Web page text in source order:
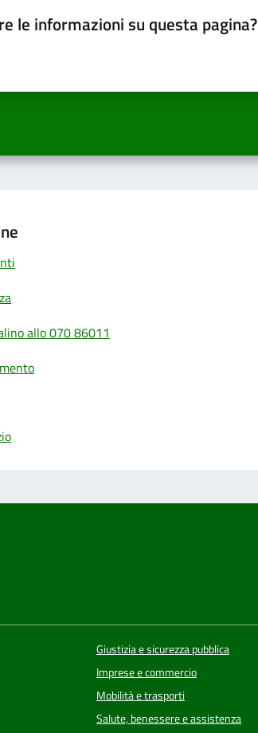
le informazioni su questa pagina?
allo 070 86011
Giustizia e sicurezza pubblica
Imprese e commercio
Mobilità e trasporti
Salute, benessere e assistenza